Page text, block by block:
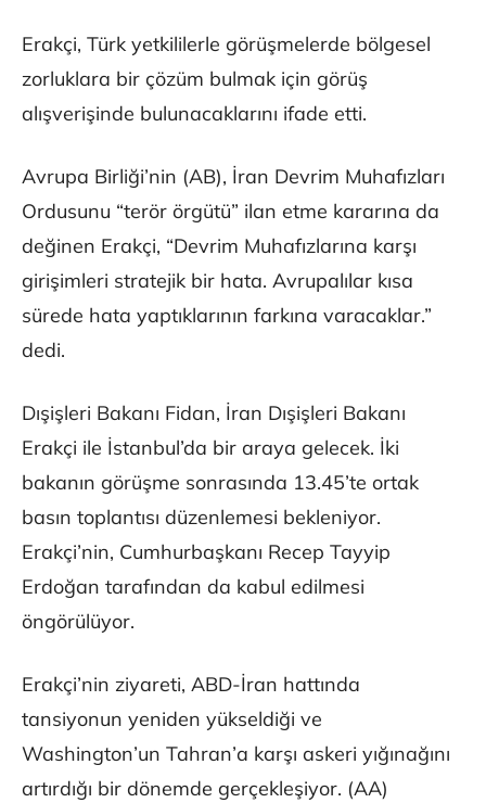
Erakçi, Türk yetkililerle görüşmelerde bölgesel
zorluklara bir çözüm bulmak için görüş
alışverişinde bulunacaklarını ifade etti.
Avrupa Birliği’nin (AB), İran Devrim Muhafızları
Ordusunu “terör örgütü” ilan etme kararına da
değinen Erakçi, “Devrim Muhafızlarına karşı
girişimleri stratejik bir hata. Avrupalılar kısa
sürede hata yaptıklarının farkına varacaklar.”
dedi.
Dışişleri Bakanı Fidan, İran Dışişleri Bakanı
Erakçi ile İstanbul’da bir araya gelecek. İki
bakanın görüşme sonrasında 13.45’te ortak
basın toplantısı düzenlemesi bekleniyor.
Erakçi’nin, Cumhurbaşkanı Recep Tayyip
Erdoğan tarafından da kabul edilmesi
öngörülüyor.
Erakçi’nin ziyareti, ABD-İran hattında
tansiyonun yeniden yükseldiği ve
Washington’un Tahran’a karşı askeri yığınağını
artırdığı bir dönemde gerçekleşiyor. (AA)